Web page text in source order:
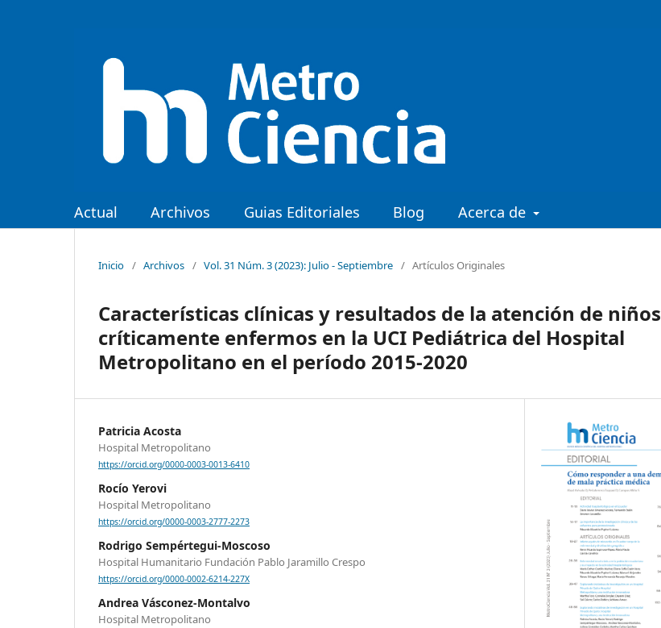
Actual Archivos Guias Editoriales Blog Acerca de
Inicio / Archivos / Vol. 31 Núm. 3 (2023): Julio - Septiembre / Artículos Originales
Características clínicas y resultados de la atención de niños
críticamente enfermos en la UCI Pediátrica del Hospital
Metropolitano en el período 2015-2020
Patricia Acosta
Hospital Metropolitano
https://orcid.org/0000-0003-0013-6410
Rocío Yerovi
Hospital Metropolitano
https://orcid.org/0000-0003-2777-2273
Rodrigo Sempértegui-Moscoso
Hospital Humanitario Fundación Pablo Jaramillo Crespo
https://orcid.org/0000-0002-6214-227X
Andrea Vásconez-Montalvo
Hospital Metropolitano